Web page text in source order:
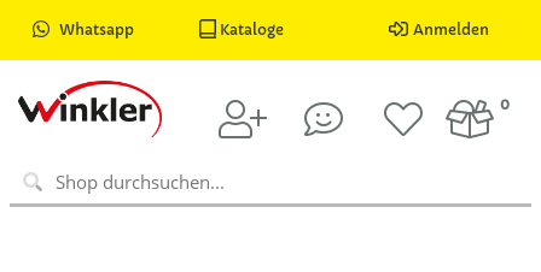
Whatsapp Kataloge Anmelden
0